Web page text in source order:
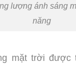
lượng ánh sáng
năng
mặt trời được